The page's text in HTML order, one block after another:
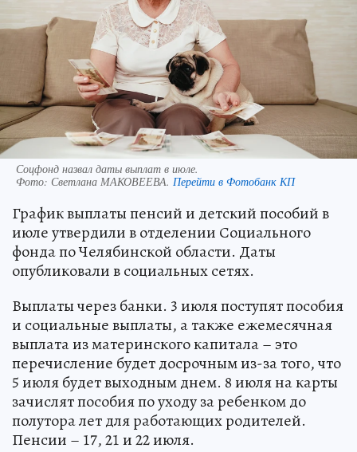
Соцфонд назвал даты выплат в июле.
Фото: Светлана МАКОВЕЕВА. Перейти в Фотобанк КП
График выплаты пенсий и детский пособий в
июле утвердили в отделении Социального
фонда по Челябинской области. Даты
опубликовали в социальных сетях.
Выплаты через банки. 3 июля поступят пособия
и социальные выплаты, а также ежемесячная
выплата из материнского капитала – это
перечисление будет досрочным из-за того, что
5 июля будет выходным днем. 8 июля на карты
зачислят пособия по уходу за ребенком до
полутора лет для работающих родителей.
Пенсии – 17, 21 и 22 июля.